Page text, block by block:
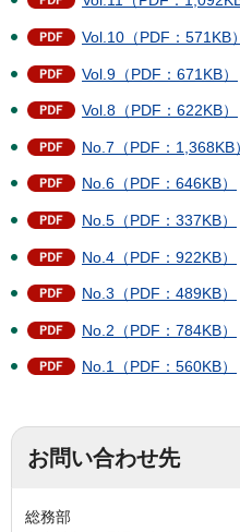
Vol.10（PDF：571KB）
Vol.9（PDF：671KB）
Vol.8（PDF：622KB）
No.7（PDF：1,368KB）
No.6（PDF：646KB）
No.5（PDF：337KB）
No.4（PDF：922KB）
No.3（PDF：489KB）
No.2（PDF：784KB）
No.1（PDF：560KB）
お問い合わせ先
総務部